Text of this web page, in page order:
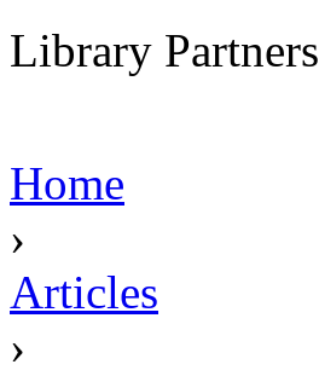
Library Partners
Home
›
Articles
›